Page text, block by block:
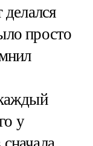
просто
у